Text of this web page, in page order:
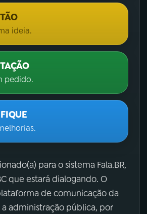
ideia.
pedido.
para o sistema Fala.BR,
que estará dialogando. O
de comunicação da
administração pública, por